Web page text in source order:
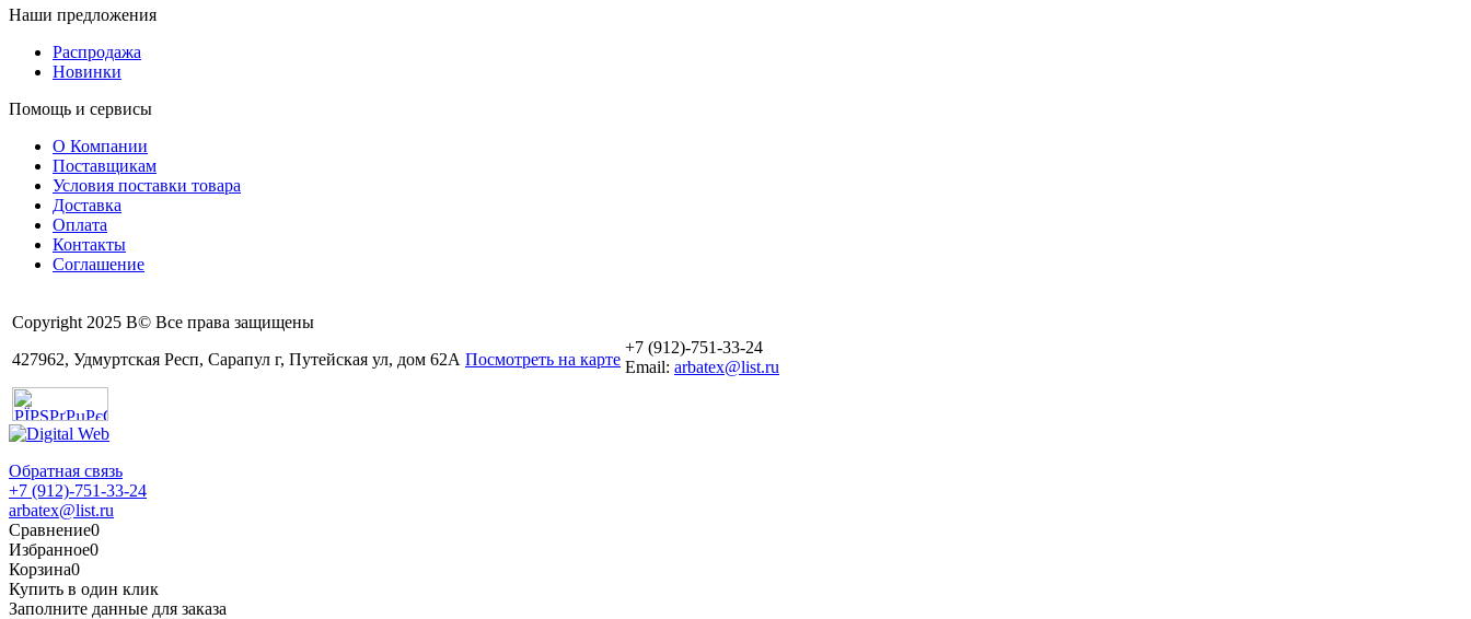
Наши предложения
Распродажа
Новинки
Помощь и сервисы
О Компании
Поставщикам
Условия поставки товара
Доставка
Оплата
Контакты
Соглашение
Copyright 2025 В© Все права защищены
427962, Удмуртская Респ, Сарапул г, Путейская ул, дом 62А Посмотреть на карте
+7 (912)-751-33-24
Email: arbatex@list.ru
Обратная связь
+7 (912)-751-33-24
arbatex@list.ru
Сравнение0
Избранное0
Корзина0
Купить в один клик
Заполните данные для заказа